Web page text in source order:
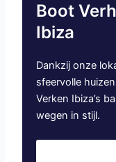
Boot
Ibiza
Dankzij onze
sfeervolle
Verken Ibiza’s
wegen in stijl.